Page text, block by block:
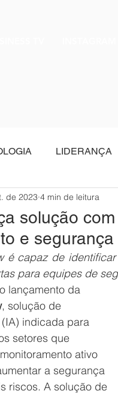
LIDERANÇA
Oracle
solução
e
de 2023 4 min de leitura
é capaz de
para equipes de
lançamento da
, solução de
indicada para
setores que
ativo
a segurança
riscos. A solução de